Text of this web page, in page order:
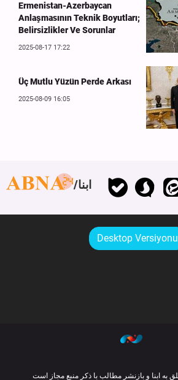
Ermenistan-Azerbaycan
Anlaşmasının Teknik Boyutları;
Belirsizlikler Ve Sorunlar
2025-08-17 17:22
Üç Mutlu Yüzün Perde Arkası
2025-08-09 16:05
ابنا
Desktop Versiyonu